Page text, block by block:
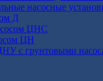
насосные
Д
ЦНС
ЦН
с грунтовыми